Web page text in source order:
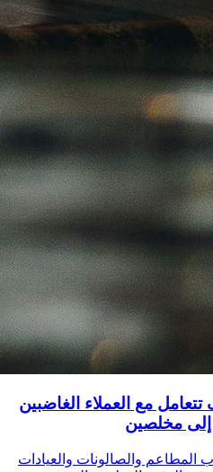
مع العملاء الغاضبين
إلى مخلصين
والصالونات والعيادات